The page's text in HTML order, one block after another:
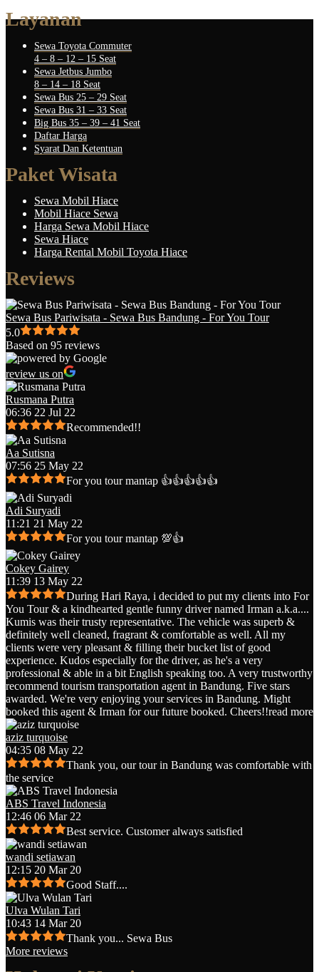
Layanan
Sewa Toyota Commuter
4 – 8 – 12 – 15 Seat
Sewa Jetbus Jumbo
8 – 14 – 18 Seat
Sewa Bus 25 – 29 Seat
Sewa Bus 31 – 33 Seat
Big Bus 35 – 39 – 41 Seat
Daftar Harga
Syarat Dan Ketentuan
Paket Wisata
Sewa Mobil Hiace
Mobil Hiace Sewa
Harga Sewa Mobil Hiace
Sewa Hiace
Harga Rental Mobil Toyota Hiace
Reviews
Sewa Bus Pariwisata - Sewa Bus Bandung - For You Tour
5.0
Based on 95 reviews
review us on
Rusmana Putra
06:36 22 Jul 22
Recommended!!
Aa Sutisna
07:56 25 May 22
For you tour mantap 👍👍👍👍👍
Adi Suryadi
11:21 21 May 22
For you tour mantap 💯👍
Cokey Gairey
11:39 13 May 22
During Hari Raya, i decided to put my clients into For
You Tour & a kindhearted gentle funny driver named Irman a.k.a....
Kumis was their trusty representative. The vehicle was superb &
definitely well cleaned, fragrant & comfortable as well. All my
clients were very pleasant & filling their bucket list of good
experience. Kudos especially for the driver, as he's a very
professional & able in a bit English speaking too. A very trustworthy
recommend tourism transportation agent in Bandung. Five stars
awarded. We're very enjoying your services in Bandung. Might
booked this agent & Irman for our future booked. Cheers!!read more
aziz turquoise
04:35 08 May 22
Thank you, our tour in Bandung was comfortable with
the service
ABS Travel Indonesia
12:46 06 Mar 22
Best service. Customer always satisfied
wandi setiawan
12:15 20 Mar 20
Good Staff....
Ulva Wulan Tari
10:43 14 Mar 20
Thank you... Sewa Bus
More reviews